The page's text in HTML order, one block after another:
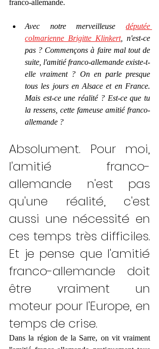
franco-allemande.
Avec notre merveilleuse députée
colmarienne Brigitte Klinkert, n'est-ce
pas ? Commençons à faire mal tout de
suite, l'amitié franco-allemande existe-t-
elle vraiment ? On en parle presque
tous les jours en Alsace et en France.
Mais est-ce une réalité ? Est-ce que tu
la ressens, cette fameuse amitié franco-
allemande ?
Absolument. Pour moi,
l'amitié franco-
allemande n'est pas
qu'une réalité, c'est
aussi une nécessité en
ces temps très difficiles.
Et je pense que l'amitié
franco-allemande doit
être vraiment un
moteur pour l'Europe, en
temps de crise.
Dans la région de la Sarre, on vit vraiment